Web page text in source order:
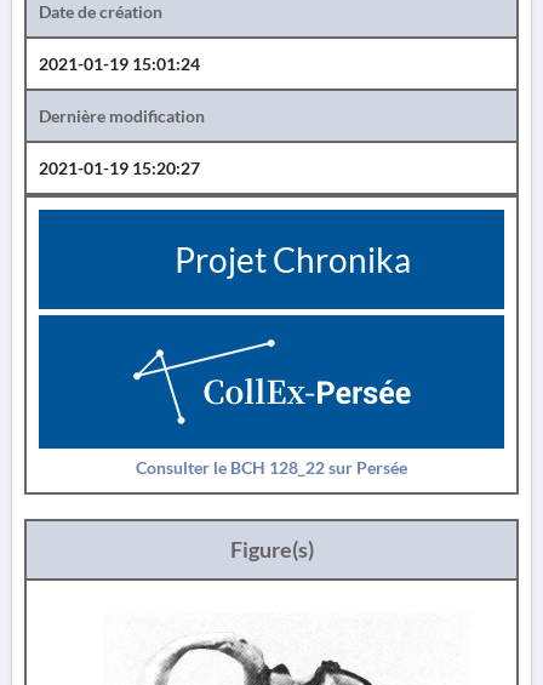
Date de création
2021-01-19 15:01:24
Dernière modification
2021-01-19 15:20:27
Projet Chronika
Consulter le BCH 128_22 sur Persée
Figure(s)